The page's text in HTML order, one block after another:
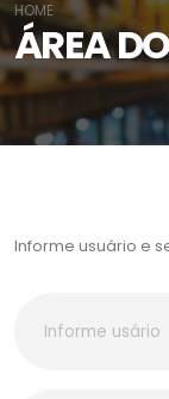
ÁREA
HOME
Informe usuário e